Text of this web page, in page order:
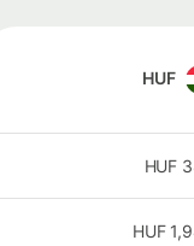
HUF
HUF